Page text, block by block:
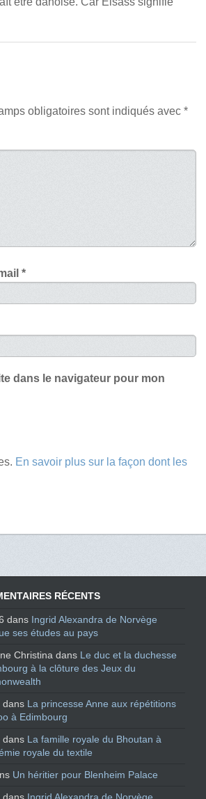
obligatoires sont indiqués avec*
*
dans le navigateur pour mon
En savoir plus sur la façon dont les
RÉCENTS
dans Ingrid Alexandra de Norvège
ses études au pays
Christina dans Le duc et la duchesse
à la clôture des Jeux du
dans La princesse Anne aux répétitions
à Edimbourg
dans La famille royale du Bhoutan à
royale du textile
Un héritier pour Blenheim Palace